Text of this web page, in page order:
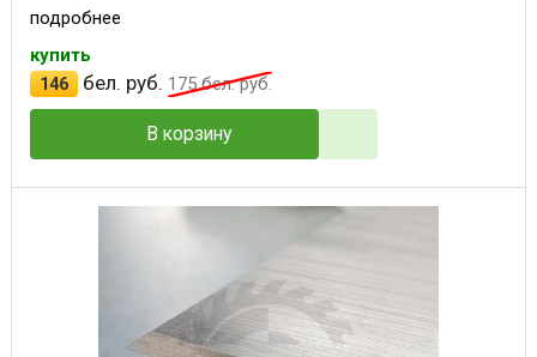
подробнее
купить
146
бел. руб. 175бел. руб.
В корзину